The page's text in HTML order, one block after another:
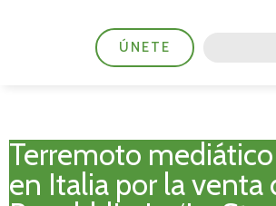
ÚNETE
Terremoto
en Italia por la venta